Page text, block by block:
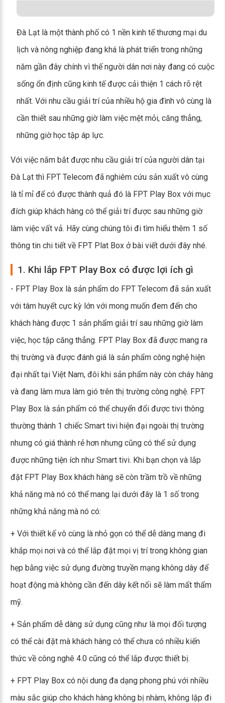
Đà Lạt là một thành phố có 1 nền kinh tế thương mại du
lịch và nông nghiệp đang khá là phát triển trong những
năm gần đây chính vì thế người dân nơi này đang có cuộc
sống ổn định cũng kinh tế được cải thiện 1 cách rõ rệt
nhất. Với nhu cầu giải trí của nhiều hộ gia đình vô cùng là
cần thiết sau những giờ làm việc mệt mỏi, căng thẳng,
những giờ học tập áp lực.
Với việc nắm bắt được nhu cầu giải trí của người dân tại
Đà Lạt thì FPT Telecom đã nghiêm cứu sản xuất vô cùng
là tỉ mỉ để có được thành quả đó là FPT Play Box với mục
đích giúp khách hàng có thể giải trí được sau những giờ
làm việc vất vả. Hãy cùng chúng tôi đi tìm hiểu thêm 1 số
thông tin chi tiết về FPT Plat Box ở bài viết dưới đây nhé.
1. Khi lắp FPT Play Box có được lợi ích gì
- FPT Play Box là sản phẩm do FPT Telecom đã sản xuất
với tâm huyết cực kỳ lớn với mong muốn đem đến cho
khách hàng được 1 sản phẩm giải trí sau những giờ làm
việc, học tập căng thẳng. FPT Play Box đã được mang ra
thị trường và được đánh giá là sản phẩm công nghệ hiện
đại nhất tại Việt Nam, đôi khi sản phẩm này còn cháy hàng
và đang làm mưa làm gió trên thị trường công nghệ. FPT
Play Box là sản phẩm có thể chuyển đổi được tivi thông
thường thành 1 chiếc Smart tivi hiện đại ngoài thị trường
nhưng có giá thành rẻ hơn nhưng cũng có thể sử dụng
được những tiện ích như Smart tivi. Khi bạn chọn và lắp
đặt FPT Play Box khách hàng sẽ còn trầm trồ về những
khả năng mà nó có thể mang lại dưới đây là 1 số trong
những khả năng mà nó có:
+ Với thiết kế vô cùng là nhỏ gọn có thể dễ dàng mang đi
khắp mọi nơi và có thể lắp đặt mọi vị trí trong không gian
hẹp bằng việc sử dụng đường truyền mạng không dây để
hoạt động mà không cần đến dây kết nối sẽ làm mất thẩm
mỹ.
+ Sản phẩm dễ dàng sử dụng cũng như là mọi đối tượng
có thể cài đặt mà khách hàng có thể chưa có nhiều kiến
thức về công nghê 4.0 cũng có thể lắp được thiết bị.
+ FPT Play Box có nội dung đa dạng phong phú với nhiều
màu sắc giúp cho khách hàng không bị nhàm, không lặp đi